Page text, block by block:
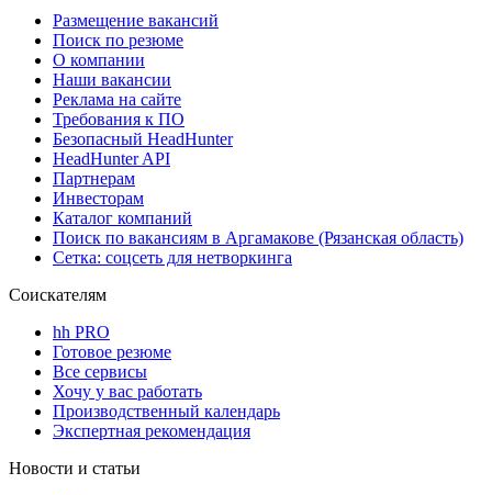
Размещение вакансий
Поиск по резюме
О компании
Наши вакансии
Реклама на сайте
Требования к ПО
Безопасный HeadHunter
HeadHunter API
Партнерам
Инвесторам
Каталог компаний
Поиск по вакансиям в Аргамакове (Рязанская область)
Сетка: соцсеть для нетворкинга
Соискателям
hh PRO
Готовое резюме
Все сервисы
Хочу у вас работать
Производственный календарь
Экспертная рекомендация
Новости и статьи